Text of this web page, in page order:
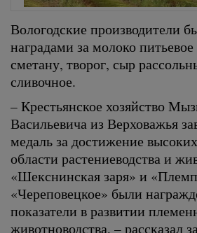
Вологодские производители
наградами за молоко
сметану, творог, сыр
сливочное.
– Крестьянское хозяйство
Васильевича из Верховажья
медаль за достижение
области растениеводства и
«Шекснинская заря» и
«Череповецкое» были
показатели в развитии
животноводства, – рассказал